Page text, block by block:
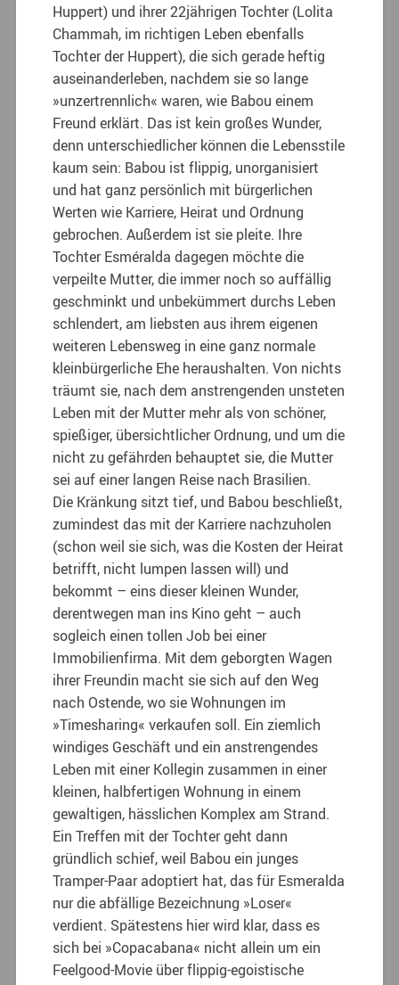
Huppert) und ihrer 22jährigen Tochter (Lolita
Chammah, im richtigen Leben ebenfalls
Tochter der Huppert), die sich gerade heftig
auseinanderleben, nachdem sie so lange
»unzertrennlich« waren, wie Babou einem
Freund erklärt. Das ist kein großes Wunder,
denn unterschiedlicher können die Lebensstile
kaum sein: Babou ist flippig, unorganisiert
und hat ganz persönlich mit bürgerlichen
Werten wie Karriere, Heirat und Ordnung
gebrochen. Außerdem ist sie pleite. Ihre
Tochter Esméralda dagegen möchte die
verpeilte Mutter, die immer noch so auffällig
geschminkt und unbekümmert durchs Leben
schlendert, am liebsten aus ihrem eigenen
weiteren Lebensweg in eine ganz normale
kleinbürgerliche Ehe heraushalten. Von nichts
träumt sie, nach dem anstrengenden unsteten
Leben mit der Mutter mehr als von schöner,
spießiger, übersichtlicher Ordnung, und um die
nicht zu gefährden behauptet sie, die Mutter
sei auf einer langen Reise nach Brasilien.
Die Kränkung sitzt tief, und Babou beschließt,
zumindest das mit der Karriere nachzuholen
(schon weil sie sich, was die Kosten der Heirat
betrifft, nicht lumpen lassen will) und
bekommt – eins dieser kleinen Wunder,
derentwegen man ins Kino geht – auch
sogleich einen tollen Job bei einer
Immobilienfirma. Mit dem geborgten Wagen
ihrer Freundin macht sie sich auf den Weg
nach Ostende, wo sie Wohnungen im
»Timesharing« verkaufen soll. Ein ziemlich
windiges Geschäft und ein anstrengendes
Leben mit einer Kollegin zusammen in einer
kleinen, halbfertigen Wohnung in einem
gewaltigen, hässlichen Komplex am Strand.
Ein Treffen mit der Tochter geht dann
gründlich schief, weil Babou ein junges
Tramper-Paar adoptiert hat, das für Esmeralda
nur die abfällige Bezeichnung »Loser«
verdient. Spätestens hier wird klar, dass es
sich bei »Copacabana« nicht allein um ein
Feelgood-Movie über flippig-egoistische